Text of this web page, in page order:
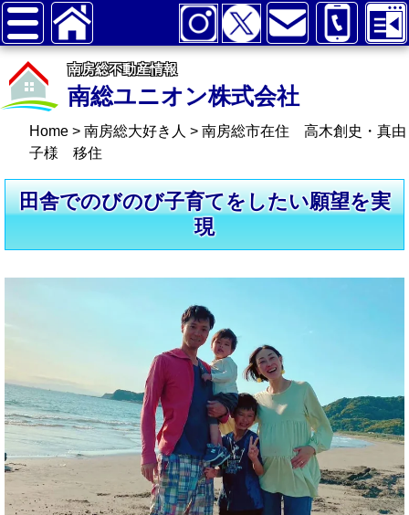
南房総不動産情報
南総ユニオン株式会社
Home > 南房総大好き人 > 南房総市在住 高木創史・真由
子様 移住
田舎でのびのび子育てをしたい願望を実
現